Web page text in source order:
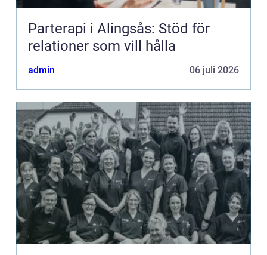
Parterapi i Alingsås: Stöd för
relationer som vill hålla
admin 06 juli 2026